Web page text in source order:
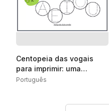
Centopeia das vogais
para imprimir: uma
atividade divertida para
Português